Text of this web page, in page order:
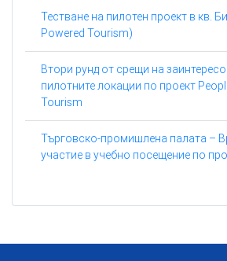
Тестване на пилотен проект в кв.
Powered Tourism)
Втори рунд от срещи на
пилотните локации по проект
Tourism
Търговско-промишлена палата –
участие в учебно посещение по